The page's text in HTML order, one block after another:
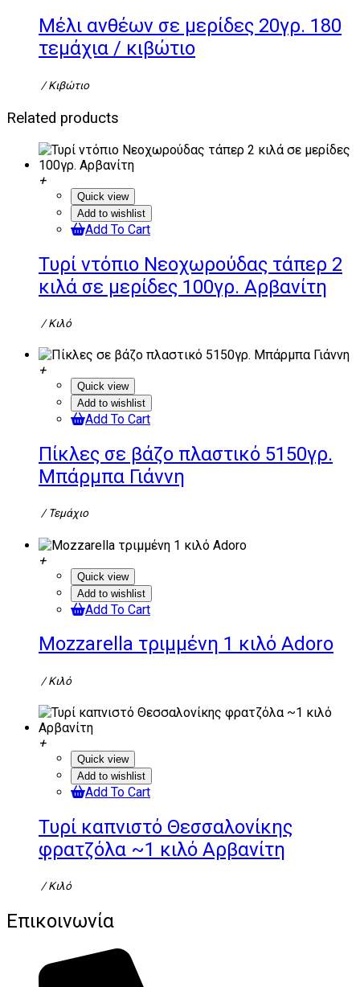
Μέλι ανθέων σε μερίδες 20γρ. 180
τεμάχια / κιβώτιο
/ Κιβώτιο
Related products
Quick view
Add to wishlist
Add To Cart
Τυρί ντόπιο Νεοχωρούδας τάπερ 2
κιλά σε μερίδες 100γρ. Αρβανίτη
/ Κιλό
Quick view
Add to wishlist
Add To Cart
Πίκλες σε βάζο πλαστικό 5150γρ.
Μπάρμπα Γιάννη
/ Τεμάχιο
Quick view
Add to wishlist
Add To Cart
Mozzarella τριμμένη 1 κιλό Adoro
/ Κιλό
Quick view
Add to wishlist
Add To Cart
Τυρί καπνιστό Θεσσαλονίκης
φρατζόλα ~1 κιλό Αρβανίτη
/ Κιλό
Επικοινωνία